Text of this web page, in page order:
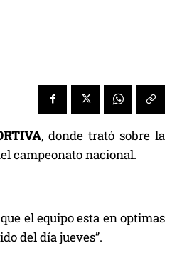
, donde trató sobre la
campeonato nacional.
el equipo esta en optimas
del día jueves”.